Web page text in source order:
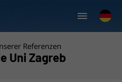
Referenzen
Uni Zagreb